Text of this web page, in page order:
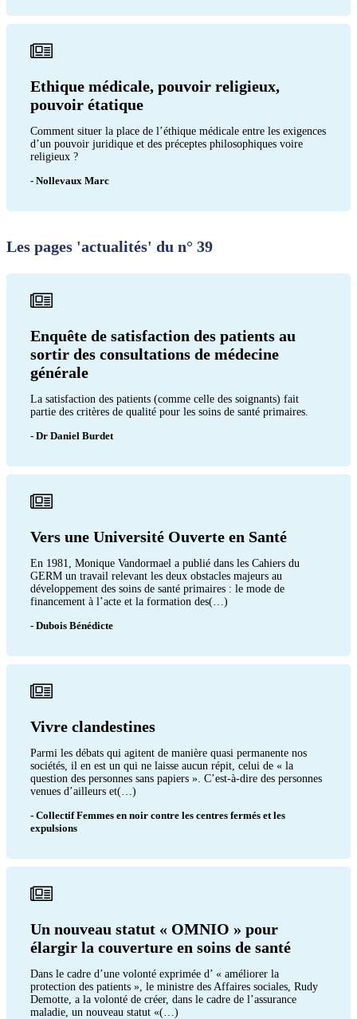
Ethique médicale, pouvoir religieux,
pouvoir étatique
Comment situer la place de l’éthique médicale entre les exigences
d’un pouvoir juridique et des préceptes philosophiques voire
religieux ?
- Nollevaux Marc
Les pages 'actualités' du n° 39
Enquête de satisfaction des patients au
sortir des consultations de médecine
générale
La satisfaction des patients (comme celle des soignants) fait
partie des critères de qualité pour les soins de santé primaires.
- Dr Daniel Burdet
Vers une Université Ouverte en Santé
En 1981, Monique Vandormael a publié dans les Cahiers du
GERM un travail relevant les deux obstacles majeurs au
développement des soins de santé primaires : le mode de
financement à l’acte et la formation des(…)
- Dubois Bénédicte
Vivre clandestines
Parmi les débats qui agitent de manière quasi permanente nos
sociétés, il en est un qui ne laisse aucun répit, celui de « la
question des personnes sans papiers ». C’est-à-dire des personnes
venues d’ailleurs et(…)
- Collectif Femmes en noir contre les centres fermés et les
expulsions
Un nouveau statut « OMNIO » pour
élargir la couverture en soins de santé
Dans le cadre d’une volonté exprimée d’ « améliorer la
protection des patients », le ministre des Affaires sociales, Rudy
Demotte, a la volonté de créer, dans le cadre de l’assurance
maladie, un nouveau statut «(…)